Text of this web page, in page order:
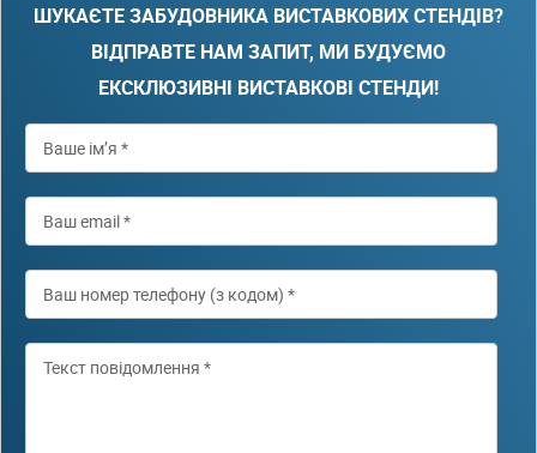
ШУКАЄТЕ ЗАБУДОВНИКА ВИСТАВКОВИХ СТЕНДІВ?
ВІДПРАВТЕ НАМ ЗАПИТ, МИ БУДУЄМО
ЕКСКЛЮЗИВНІ ВИСТАВКОВІ СТЕНДИ!